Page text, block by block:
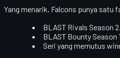
Yang menarik, Falcons punya satu
BLAST Rivals Season 2.
BLAST Bounty Season
Seri yang memutus